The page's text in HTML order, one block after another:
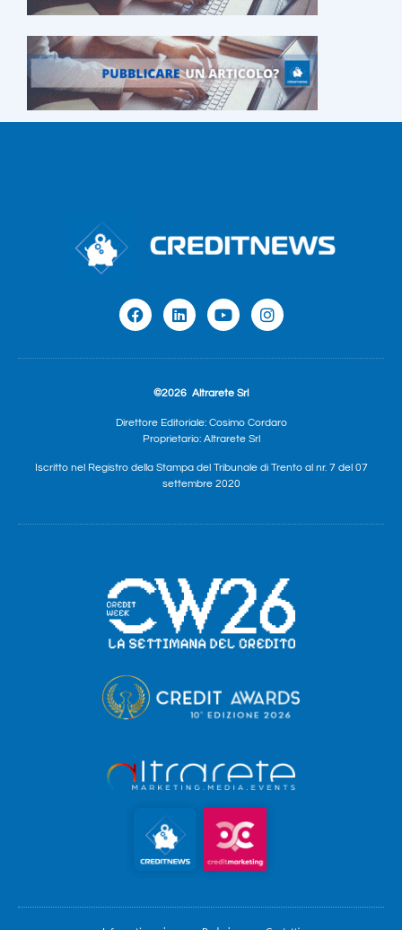
©2026 Altrarete Srl
Direttore Editoriale: Cosimo Cordaro
Proprietario: Altrarete Srl
Iscritto nel Registro della Stampa del Tribunale di Trento al nr. 7 del 07
settembre 2020